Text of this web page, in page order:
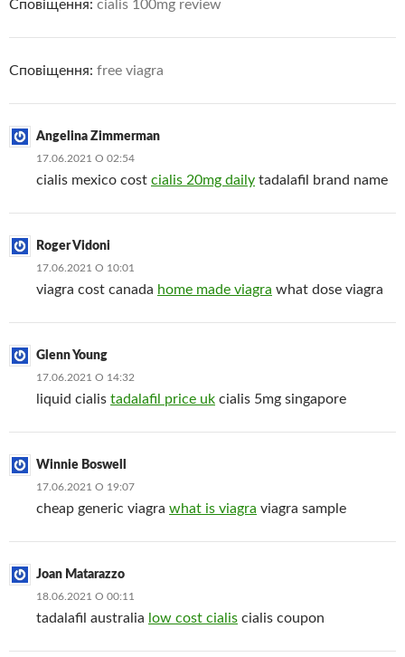
Сповіщення: cialis 100mg review
Сповіщення: free viagra
Angelina Zimmerman
17.06.2021 О 02:54
cialis mexico cost cialis 20mg daily tadalafil brand name
Roger Vidoni
17.06.2021 О 10:01
viagra cost canada home made viagra what dose viagra
Glenn Young
17.06.2021 О 14:32
liquid cialis tadalafil price uk cialis 5mg singapore
Winnie Boswell
17.06.2021 О 19:07
cheap generic viagra what is viagra viagra sample
Joan Matarazzo
18.06.2021 О 00:11
tadalafil australia low cost cialis cialis coupon